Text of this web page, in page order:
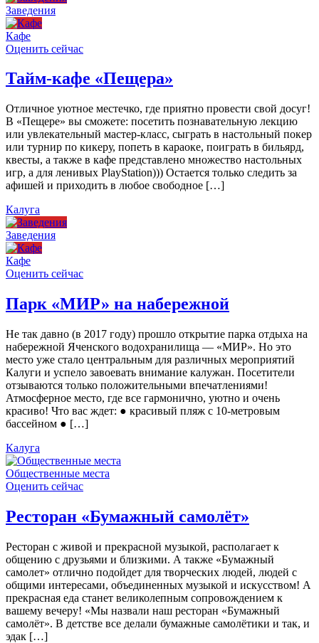
Заведения
Кафе
Оценить сейчас
Тайм-кафе «Пещера»
Отличное уютное местечко, где приятно провести свой досуг!
В «Пещере» вы сможете: посетить познавательную лекцию
или увлекательный мастер-класс, сыграть в настольный покер
или турнир по кикеру, попеть в караоке, поиграть в бильярд,
квесты, а также в кафе представлено множество настольных
игр, а для ленивых PlayStation))) Остается только следить за
афишей и приходить в любое свободное […]
Калуга
Заведения
Кафе
Оценить сейчас
Парк «МИР» на набережной
Не так давно (в 2017 году) прошло открытие парка отдыха на
набережной Яченского водохранилища — «МИР». Но это
место уже стало центральным для различных мероприятий
Калуги и успело завоевать внимание калужан. Посетители
отзываются только положительными впечатлениями!
Атмосферное место, где все гармонично, уютно и очень
красиво! Что вас ждет: ● красивый пляж с 10-метровым
бассейном ● […]
Калуга
Общественные места
Оценить сейчас
Ресторан «Бумажный самолёт»
Ресторан с живой и прекрасной музыкой, располагает к
общению с друзьями и близкими. А также «Бумажный
самолет» отлично подойдет для творческих людей, людей с
общими интересами, объединенных музыкой и искусством! А
прекрасная еда станет великолепным сопровождением к
вашему вечеру! «Мы назвали наш ресторан «Бумажный
самолёт». В детстве все делали бумажные самолётики и так, и
эдак […]